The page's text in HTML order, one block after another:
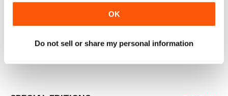
OK
Do not sell or share my personal information
VOLLEDIGE COLLECTIE
MEER WETEN